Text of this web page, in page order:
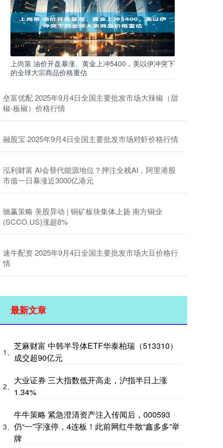
上尚策 油价开盘暴涨、黄金上冲5400，美以伊冲突下
的全球大宗商品价格重估
垒富优配 2025年9月4日全国主要批发市场大辣椒（甜
椒-板椒）价格行情
融股宝 2025年9月4日全国主要批发市场对虾价格行情
泓利财富 AI会替代能源地位？押注全栈AI，阿里港股
市值一日暴涨近3000亿港元
驰赢策略 美股异动 | 铜矿板块集体上扬 南方铜业
(SCCO.US)涨超8%
速牛配资 2025年9月4日全国主要批发市场大豆价格行
情
最新文章
1、
芝麻财富 中韩半导体ETF华泰柏瑞（513310）
成交超90亿元
2、
大业证券 三大指数低开高走，沪指半日上涨
1.34%
3、
牛牛策略 紧急澄清资产注入传闻后，000593
仍“一”字涨停，4连板！此前网红牛散“鑫多多”举
牌